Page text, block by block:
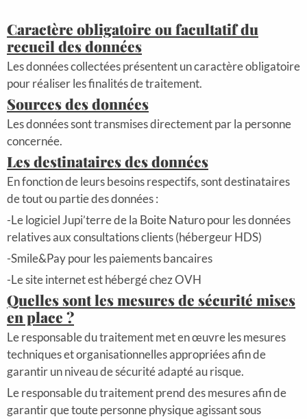
Caractère obligatoire ou facultatif du
recueil des données
Les données collectées présentent un caractère obligatoire
pour réaliser les finalités de traitement.
Sources des données
Les données sont transmises directement par la personne
concernée.
Les destinataires des données
En fonction de leurs besoins respectifs, sont destinataires
de tout ou partie des données :
-Le logiciel Jupi’terre de la Boite Naturo pour les données
relatives aux consultations clients (hébergeur HDS)
-Smile&Pay pour les paiements bancaires
-Le site internet est hébergé chez OVH
Quelles sont les mesures de sécurité mises
en place ?
Le responsable du traitement met en œuvre les mesures
techniques et organisationnelles appropriées afin de
garantir un niveau de sécurité adapté au risque.
Le responsable du traitement prend des mesures afin de
garantir que toute personne physique agissant sous